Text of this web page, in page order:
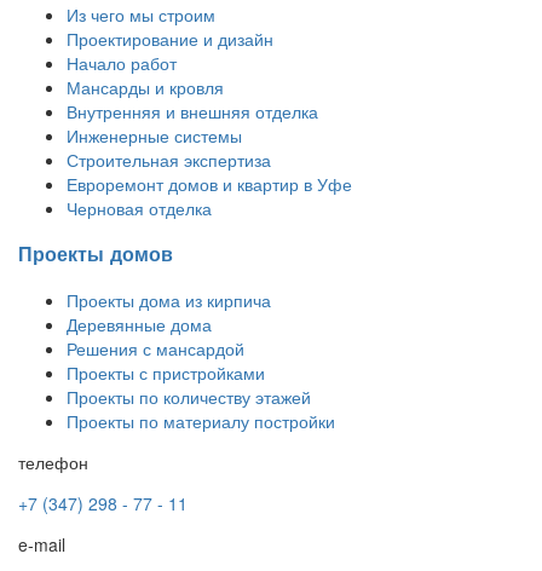
Из чего мы строим
Проектирование и дизайн
Начало работ
Мансарды и кровля
Внутренняя и внешняя отделка
Инженерные системы
Строительная экспертиза
Евроремонт домов и квартир в Уфе
Черновая отделка
Проекты домов
Проекты дома из кирпича
Деревянные дома
Решения с мансардой
Проекты с пристройками
Проекты по количеству этажей
Проекты по материалу постройки
телефон
+7 (347) 298 - 77 - 11
e-mail